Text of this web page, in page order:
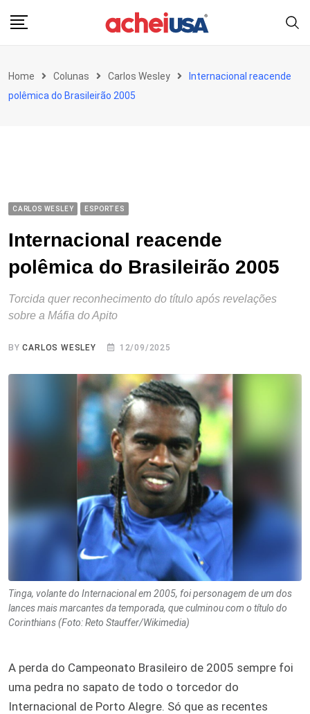
Home Colunas Carlos Wesley
Internacional reacende
polêmica do Brasileirão 2005
CARLOS WESLEY ESPORTES
Internacional reacende
polêmica do Brasileirão 2005
Torcida quer reconhecimento do título após revelações
sobre a Máfia do Apito
BYCARLOS WESLEY 12/09/2025
Tinga, volante do Internacional em 2005, foi personagem de um dos
lances mais marcantes da temporada, que culminou com o título do
Corinthians (Foto: Reto Stauffer/Wikimedia)
A perda do Campeonato Brasileiro de 2005 sempre foi
uma pedra no sapato de todo o torcedor do
Internacional de Porto Alegre. Só que as recentes